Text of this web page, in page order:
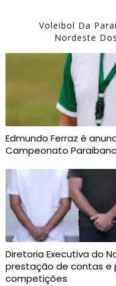
Voleibol Da
Nordeste
Edmundo Ferraz é
Campeonato Paraibano
Diretoria Executiva do
prestação de contas e
competições